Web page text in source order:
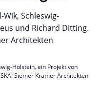
Holstein, ein Projekt von
Siemer Kramer Architekten